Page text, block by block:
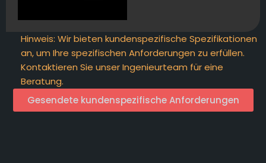
Hinweis: Wir bieten kundenspezifische Spezifikationen
an, um Ihre spezifischen Anforderungen zu erfüllen.
Kontaktieren Sie unser Ingenieurteam für eine
Beratung.
Gesendete kundenspezifische Anforderungen